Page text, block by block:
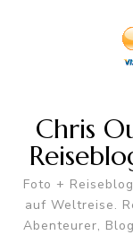
Chris
Foto +
auf Weltreise.
Abenteurer,